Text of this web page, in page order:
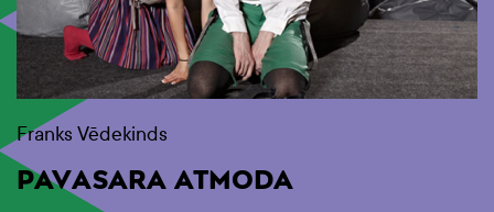
Franks Vēdekinds
PAVASARA ATMODA